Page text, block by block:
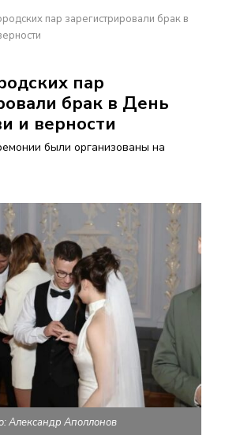
пар зарегистрировали брак в
пар
брак в День
и верности
были организованы на
Александр Аполлонов